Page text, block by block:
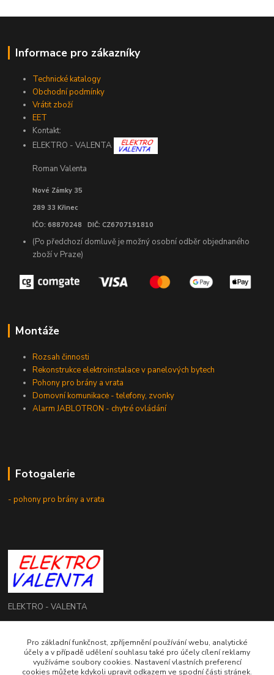
Informace pro zákazníky
Technické katalogy
Obchodní podmínky
Vrátit zboží
EET
Kontakt:
ELEKTRO - VALENTA
Roman Valenta
Nové Zámky 35
289 33 Křinec
IČO: 68870248 DIČ: CZ6707191810
(Po předchozí domluvě je možný osobní odběr objednaného
zboží v Praze)
Montáže
Rozsah činnosti
Rekonstrukce elektroinstalace v panelových bytech
Pohony pro brány a vrata
Domovní komunikace - telefony, zvonky
Alarm JABLOTRON - chytré ovládání
Fotogalerie
- pohony pro brány a vrata
ELEKTRO - VALENTA
+420 774 207 980
Po - Pá: 8.00 - 16.00 hod.
Pro základní funkčnost, zpříjemnění používání webu, analytické
účely a v případě udělení souhlasu také pro účely cílení reklamy
využíváme soubory cookies. Nastavení vlastních preferencí
cookies můžete kdykoli upravit odkazem ve spodní části stránek.